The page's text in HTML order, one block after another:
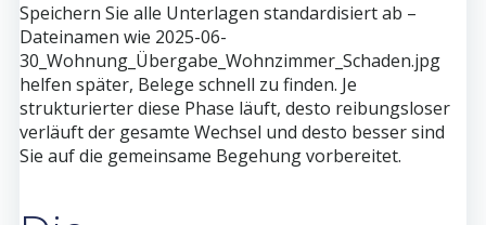
Speichern Sie alle Unterlagen standardisiert ab –
Dateinamen wie 2025-06-
30_Wohnung_Übergabe_Wohnzimmer_Schaden.jpg
helfen später, Belege schnell zu finden. Je
strukturierter diese Phase läuft, desto reibungsloser
verläuft der gesamte Wechsel und desto besser sind
Sie auf die gemeinsame Begehung vorbereitet.